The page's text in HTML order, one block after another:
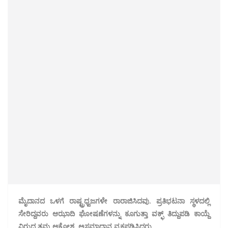
ಮೈದಾನದ ಒಳಗೆ ರಾಷ್ಟ್ರಧ್ವಜಗಳೇ ರಾರಾಜಿಸಿದವು. ಪ್ರತಿಭಟನಾ ಸ್ಥಳದಲ್ಲಿ
ಸೇರಿದ್ದವರು ಆಝಾದಿ ಘೋಷಣೆಗಳನ್ನು ಕೂಗುತ್ತಾ ವಕ್ಫ್ ತಿದ್ದುಪಡಿ ಕಾಯ್ದೆ